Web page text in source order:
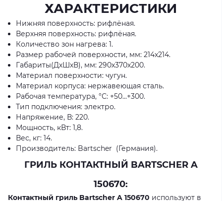
ХАРАКТЕРИСТИКИ
Нижняя поверхность: рифлёная.
Верхняя поверхность: рифлёная.
Количество зон нагрева: 1.
Размер рабочей поверхности, мм: 214х214.
Габариты(ДхШхВ), мм: 290х370х200.
Материал поверхности: чугун.
Материал корпуса: нержавеющая сталь.
Рабочая температура, °С: +50...+300.
Тип подключения: электро.
Напряжение, В: 220.
Мощность, кВт: 1,8.
Вес, кг: 14.
Производитель: Bartscher (Германия).
ГРИЛЬ КОНТАКТНЫЙ BARTSCHER A
150670:
Контактный гриль Bartscher A 150670 используют в